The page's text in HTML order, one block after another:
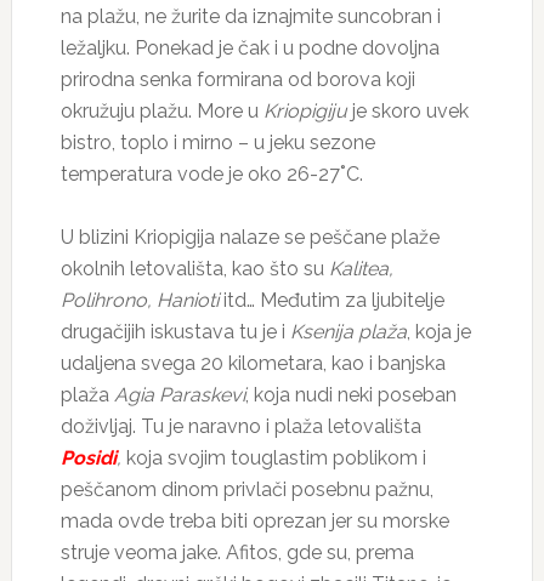
na plažu, ne žurite da iznajmite suncobran i
ležaljku. Ponekad je čak i u podne dovoljna
prirodna senka formirana od borova koji
okružuju plažu. More u Kriopigijuje skoro uvek
bistro, toplo i mirno – u jeku sezone
temperatura vode je oko 26-27˚C.
U blizini Kriopigija nalaze se peščane plaže
okolnih letovališta, kao što su Kalitea,
Polihrono, Haniotiitd… Međutim za ljubitelje
drugačijih iskustava tu je i Ksenija plaža, koja je
udaljena svega 20 kilometara, kao i banjska
plaža Agia Paraskevi, koja nudi neki poseban
doživljaj. Tu je naravno i plaža letovališta
Posidi, koja svojim touglastim poblikom i
peščanom dinom privlači posebnu pažnu,
mada ovde treba biti oprezan jer su morske
struje veoma jake. Afitos, gde su, prema